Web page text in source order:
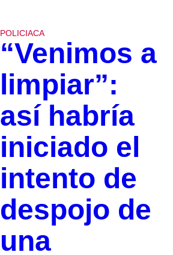
POLICIACA
“Venimos a
limpiar”:
así habría
iniciado el
intento de
despojo de
una